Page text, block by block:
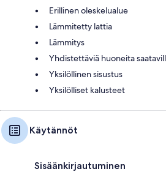
Erillinen oleskelualue
Lämmitetty lattia
Lämmitys
Yhdistettäviä huoneita
Yksilöllinen sisustus
Yksilölliset kalusteet
Käytännöt
Sisäänkirjautuminen